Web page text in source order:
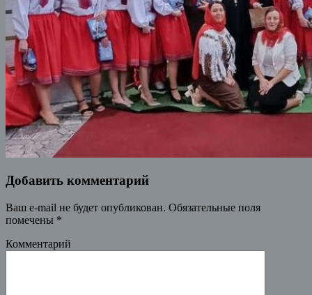
Добавить комментарий
Ваш e-mail не будет опубликован. Обязательные поля
помечены *
Комментарий